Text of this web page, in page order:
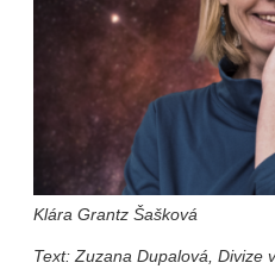
Klára Grantz Šašková
Text: Zuzana Dupalová, Divize